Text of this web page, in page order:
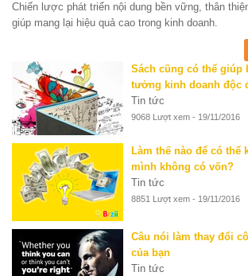
Chiến lược phát triển nội dung bền vững, thân
giúp mang lại hiệu quả cao trong kinh doanh.
Sách cũng có thể giúp
tưởng kinh doanh độc
Tin tức
9068 Lượt xem - 19/11/2016
Làm thế nào để có thể
mình không có vốn?
Tin tức
8851 Lượt xem - 19/11/2016
Câu nói làm thay đổi
của bạn
Tin tức